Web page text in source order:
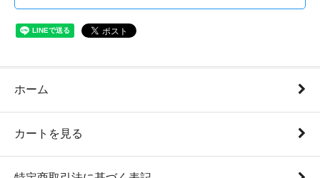
ホーム
カートを見る